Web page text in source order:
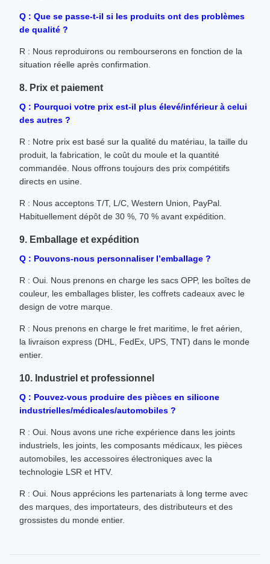
Q : Que se passe-t-il si les produits ont des problèmes
de qualité ?
R : Nous reproduirons ou rembourserons en fonction de la
situation réelle après confirmation.
8. Prix et paiement
Q : Pourquoi votre prix est-il plus élevé/inférieur à celui
des autres ?
R : Notre prix est basé sur la qualité du matériau, la taille du
produit, la fabrication, le coût du moule et la quantité
commandée. Nous offrons toujours des prix compétitifs
directs en usine.
R : Nous acceptons T/T, L/C, Western Union, PayPal.
Habituellement dépôt de 30 %, 70 % avant expédition.
9. Emballage et expédition
Q : Pouvons-nous personnaliser l’emballage ?
R : Oui. Nous prenons en charge les sacs OPP, les boîtes de
couleur, les emballages blister, les coffrets cadeaux avec le
design de votre marque.
R : Nous prenons en charge le fret maritime, le fret aérien,
la livraison express (DHL, FedEx, UPS, TNT) dans le monde
entier.
10. Industriel et professionnel
Q : Pouvez-vous produire des pièces en silicone
industrielles/médicales/automobiles ?
R : Oui. Nous avons une riche expérience dans les joints
industriels, les joints, les composants médicaux, les pièces
automobiles, les accessoires électroniques avec la
technologie LSR et HTV.
R : Oui. Nous apprécions les partenariats à long terme avec
des marques, des importateurs, des distributeurs et des
grossistes du monde entier.